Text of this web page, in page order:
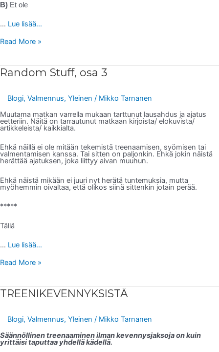
B) Et ole
… Lue lisää...
Read More »
Random Stuff, osa 3
Blogi, Valmennus, Yleinen / Mikko Tarnanen
Muutama matkan varrella mukaan tarttunut lausahdus ja ajatus
eetteriin. Näitä on tarrautunut matkaan kirjoista/ elokuvista/
artikkeleista/ kaikkialta.
Ehkä näillä ei ole mitään tekemistä treenaamisen, syömisen tai
valmentamisen kanssa. Tai sitten on paljonkin. Ehkä jokin näistä
herättää ajatuksen, joka liittyy aivan muuhun.
Ehkä näistä mikään ei juuri nyt herätä tuntemuksia, mutta
myöhemmin oivaltaa, että olikos siinä sittenkin jotain perää.
*****
Tällä
… Lue lisää...
Random
Stuff,
Read More »
TREENIKEVENNYKSISTÄ
Blogi, Valmennus, Yleinen / Mikko Tarnanen
Säännöllinen treenaaminen ilman kevennysjaksoja on kuin
yrittäisi taputtaa yhdellä kädellä.
TREENIKEVENNYKSISTÄ